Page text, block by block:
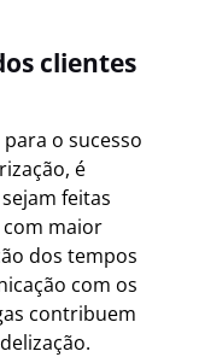
clientes
o sucesso
é
feitas
maior
dos tempos
com os
contribuem